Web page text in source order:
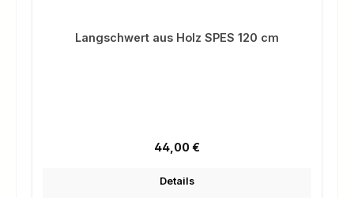
Langschwert aus Holz SPES 120 cm
Regulärer Preis:
44,00 €
Details